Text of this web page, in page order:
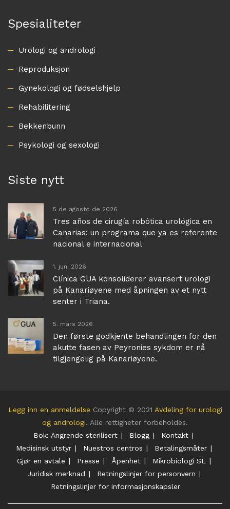
Spesialiteter
Urologi og andrologi
Reproduksjon
Gynekologi og fødselshjelp
Rehabilitering
Bekkenbunn
Psykologi og sexologi
Siste nytt
5 de agosto de 2026
Tres años de cirugía robótica urológica en
Canarias: un programa que ya es referente
nacional e internacional
1. juni 2026
Clínica GUA konsoliderer avansert urologi
på Kanariøyene med åpningen av et nytt
senter i Triana.
5. mars 2026
Den første godkjente behandlingen for den
akutte fasen av Peyronies sykdom er nå
tilgjengelig på Kanariøyene.
Legg inn en anmeldelse Copyright © 2021 Avdeling for urologi
og andrologi. Alle rettigheter forbeholdes.
Bok: Angrende sterilisert
Blogg
Kontakt
Medisinsk utstyr
Nuestros centros
Betalingsmåter
Gjør en avtale
Presse Åpenhet
Mikrobiologi SL
Juridisk merknad
Retningslinjer for personvern
Retningslinjer for informasjonskapsler